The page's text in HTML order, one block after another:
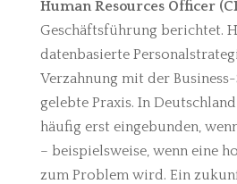
Human Resources Officer
Geschäftsführung berichtet.
datenbasierte
Verzahnung mit der
gelebte Praxis. In
häufig erst eingebunden,
– beispielsweise, wenn eine
zum Problem wird. Ein